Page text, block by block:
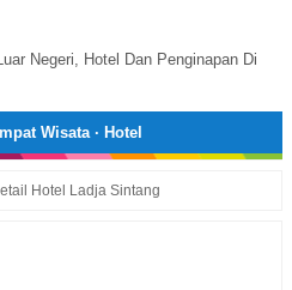
Negeri, Hotel Dan Penginapan Di
Wisata· Hotel
Hotel Ladja Sintang